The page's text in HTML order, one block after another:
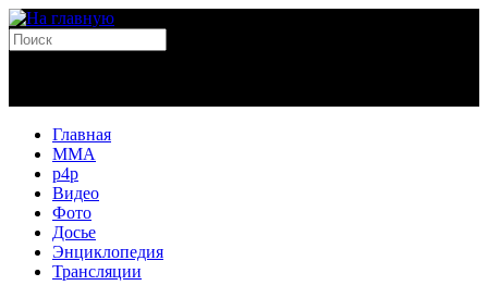
Главная
MMA
p4p
Видео
Фото
Досье
Энциклопедия
Трансляции